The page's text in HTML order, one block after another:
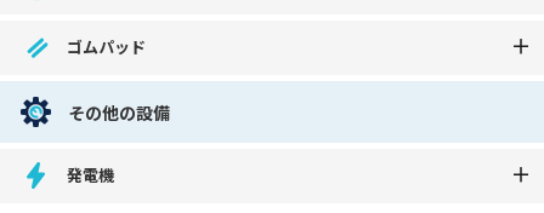
ゴムパッド
その他の設備
発電機